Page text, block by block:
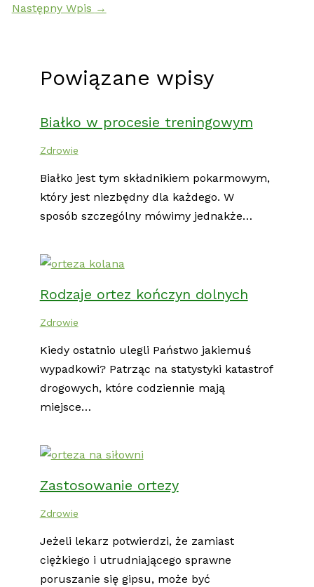
Następny Wpis →
Powiązane wpisy
Białko w procesie treningowym
Zdrowie
Białko jest tym składnikiem pokarmowym,
który jest niezbędny dla każdego. W
sposób szczególny mówimy jednakże…
Rodzaje ortez kończyn dolnych
Zdrowie
Kiedy ostatnio ulegli Państwo jakiemuś
wypadkowi? Patrząc na statystyki katastrof
drogowych, które codziennie mają
miejsce…
Zastosowanie ortezy
Zdrowie
Jeżeli lekarz potwierdzi, że zamiast
ciężkiego i utrudniającego sprawne
poruszanie się gipsu, może być